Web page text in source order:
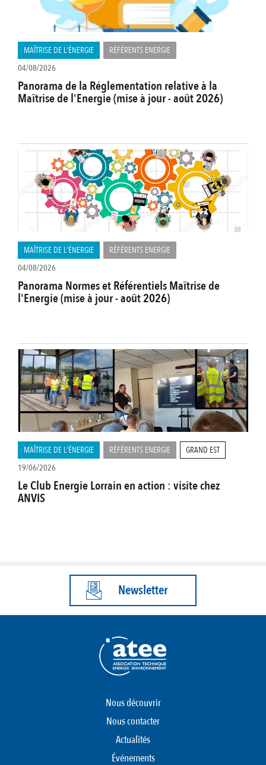
MAÎTRISE DE L'ÉNERGIE
RÉFÉRENTS ENERGIE
04/08/2026
Panorama de la Réglementation relative à la
Maîtrise de l'Energie (mise à jour - août 2026)
MAÎTRISE DE L'ÉNERGIE
RÉFÉRENTS ENERGIE
04/08/2026
Panorama Normes et Référentiels Maîtrise de
l'Energie (mise à jour - août 2026)
MAÎTRISE DE L'ÉNERGIE RÉFÉRENTS ENERGIE
GRAND EST
19/06/2026
Le Club Energie Lorrain en action : visite chez
ANVIS
Newsletter
Nous découvrir
Nous contacter
Actualités
Événements